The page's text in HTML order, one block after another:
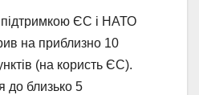
підтримкою ЄС і НАТО
на приблизно 10
(на користь ЄС).
до близько 5